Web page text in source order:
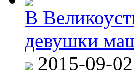
В
девушки
2015-09-